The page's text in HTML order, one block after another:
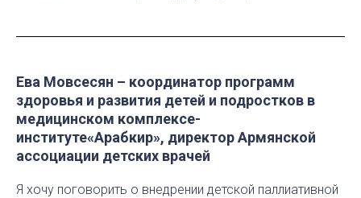
Ева Мовсесян – координатор программ
здоровья и развития детей и подростков в
медицинском комплексе-
институте«Арабкир», директор Армянской
ассоциации детских врачей
Я хочу поговорить о внедрении детской паллиативной